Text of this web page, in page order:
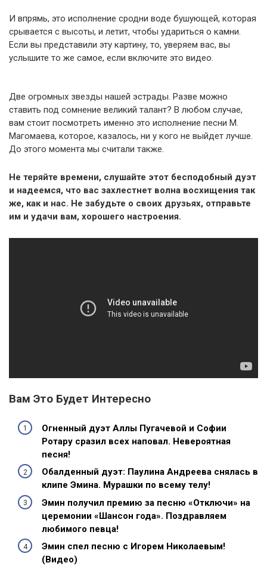
И впрямь, это исполнение сродни воде бушующей, которая
срывается с высоты, и летит, чтобы удариться о камни.
Если вы представили эту картину, то, уверяем вас, вы
услышите то же самое, если включите это видео.
Две огромных звезды нашей эстрады. Разве можно
ставить под сомнение великий талант? В любом случае,
вам стоит посмотреть именно это исполнение песни М.
Магомаева, которое, казалось, ни у кого не выйдет лучше.
До этого момента мы считали также.
Не теряйте времени, слушайте этот бесподобный дуэт
и надеемся, что вас захлестнет волна восхищения так
же, как и нас. Не забудьте о своих друзьях, отправьте
им и удачи вам, хорошего настроения.
Вам Это Будет Интересно
Огненный дуэт Аллы Пугачевой и Софии
Ротару сразил всех наповал. Невероятная
песня!
Обалденный дуэт: Паулина Андреева снялась в
клипе Эмина. Мурашки по всему телу!
Эмин получил премию за песню «Отключи» на
церемонии «Шансон года». Поздравляем
любимого певца!
Эмин спел песню с Игорем Николаевым!
(Видео)